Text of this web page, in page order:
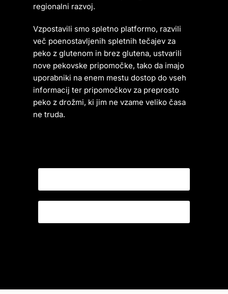
regionalni razvoj.
Vzpostavili smo spletno platformo, razvili
več poenostavljenih spletnih tečajev za
peko z glutenom in brez glutena, ustvarili
nove pekovske pripomočke, tako da imajo
uporabniki na enem mestu dostop do vseh
informacij ter pripomočkov za preprosto
peko z drožmi, ki jim ne vzame veliko časa
ne truda.